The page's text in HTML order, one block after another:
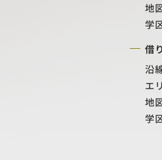
地
学
借
沿
エ
地
学